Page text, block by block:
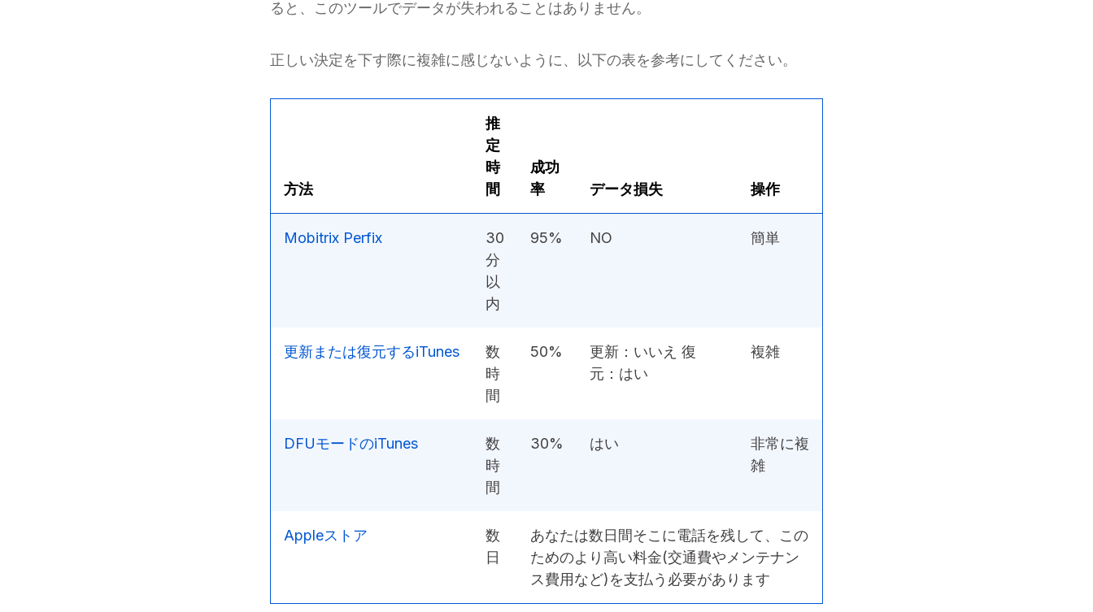
ると、このツールでデータが失われることはありません。
正しい決定を下す際に複雑に感じないように、以下の表を参考にしてください。
方法
推
定
時
間
成功
率
データ損失 操作
Mobitrix Perfix
30
分
以
内
95% NO 簡単
更新または復元するiTunes
数
時
間
50%
更新：いいえ 復
元：はい
複雑
DFUモードのiTunes
数
時
間
30% はい
非常に複
雑
Appleストア
数
日
あなたは数日間そこに電話を残して、この
ためのより高い料金(交通費やメンテナン
ス費用など)を支払う必要があります